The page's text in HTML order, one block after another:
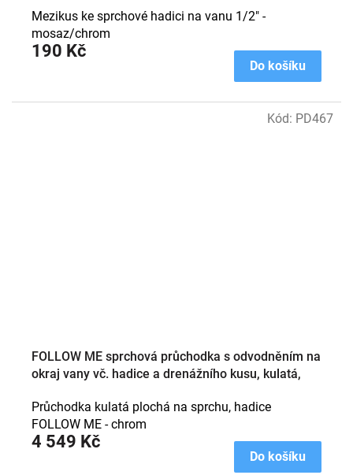
190 Kč
Do košíku
Mezikus ke sprchové hadici na vanu 1/2" -
mosaz/chrom
FOLLOW ME sprchová průchodka s odvodněním na
okraj vany vč. hadice a drenážního kusu, kulatá,
4 549 Kč
Do košíku
Průchodka kulatá plochá na sprchu, hadice
FOLLOW ME - chrom
Kód: PD467